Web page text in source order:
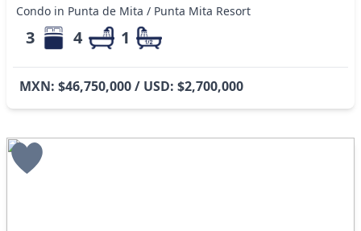
Condo in Punta de Mita / Punta Mita Resort
3 4 1
MXN: $46,750,000 / USD: $2,700,000